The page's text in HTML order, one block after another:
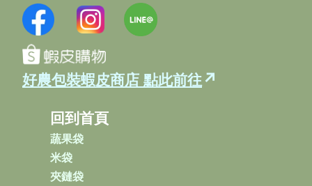
好農包裝蝦皮商店 點此前往↗
回到首頁
蔬果袋
米袋
夾鏈袋